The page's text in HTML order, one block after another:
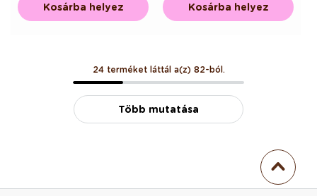
Kosárba helyez Kosárba helyez
24 terméket láttál a(z) 82-ból.
Több mutatása